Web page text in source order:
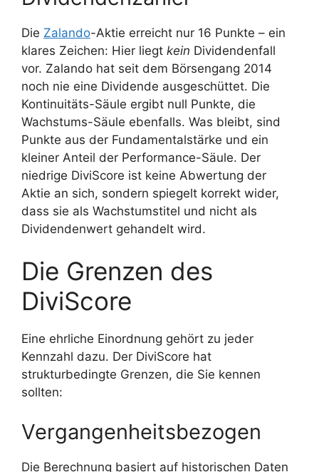
Die Zalando-Aktie erreicht nur 16 Punkte – ein
klares Zeichen: Hier liegt kein Dividendenfall
vor. Zalando hat seit dem Börsengang 2014
noch nie eine Dividende ausgeschüttet. Die
Kontinuitäts-Säule ergibt null Punkte, die
Wachstums-Säule ebenfalls. Was bleibt, sind
Punkte aus der Fundamentalstärke und ein
kleiner Anteil der Performance-Säule. Der
niedrige DiviScore ist keine Abwertung der
Aktie an sich, sondern spiegelt korrekt wider,
dass sie als Wachstumstitel und nicht als
Dividendenwert gehandelt wird.
Die Grenzen des
DiviScore
Eine ehrliche Einordnung gehört zu jeder
Kennzahl dazu. Der DiviScore hat
strukturbedingte Grenzen, die Sie kennen
sollten:
Vergangenheitsbezogen
Die Berechnung basiert auf historischen Daten